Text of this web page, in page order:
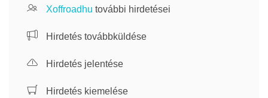
Xoffroadhu további hirdetései
Hirdetés továbbküldése
Hirdetés jelentése
Hirdetés kiemelése